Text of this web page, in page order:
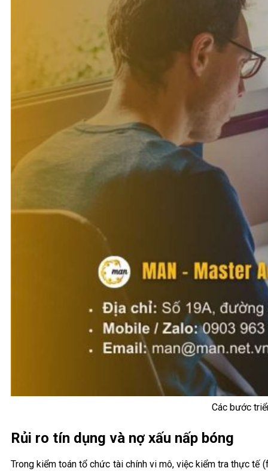
Các bước
Rủi ro tín dụng và nợ xấu nấp bóng
Trong kiểm toán tổ chức tài chính vi mô, việc kiểm tra thực